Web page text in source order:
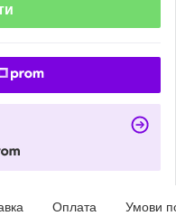
Оплата Умови